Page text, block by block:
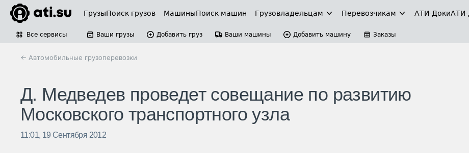
ГрузыПоиск грузов МашиныПоиск машин Грузовладельцам Перевозчикам АТИ-Доки
Все сервисы Ваши грузы Добавить груз Ваши машины Добавить машину Заказы
← Автомобильные грузоперевозки
Д. Медведев проведет совещание по развитию
Московского транспортного узла
11:01, 19 Сентября 2012